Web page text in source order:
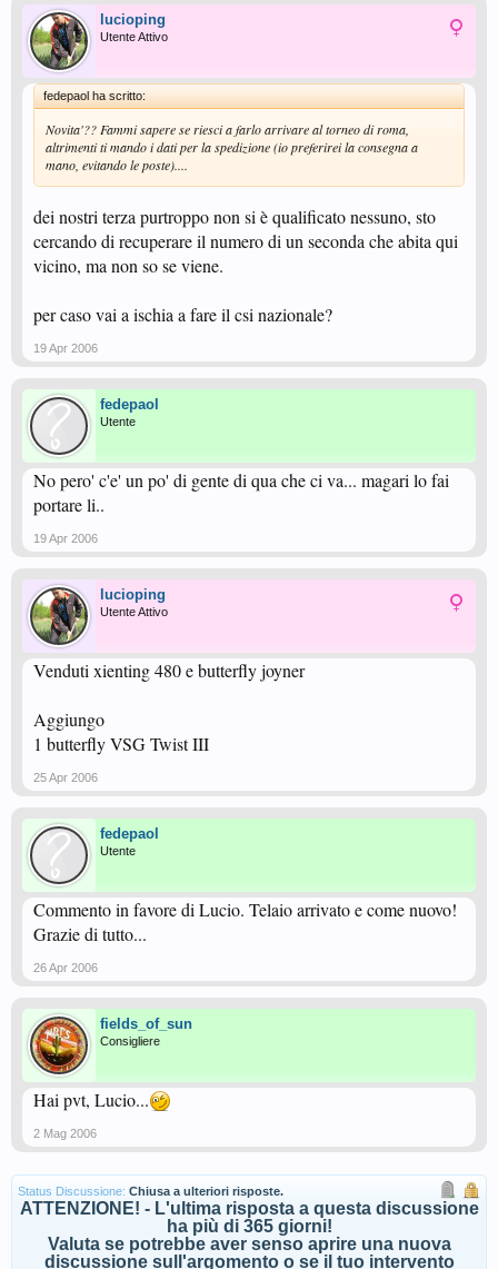
lucioping
Utente Attivo
fedepaol ha scritto:
Novita'?? Fammi sapere se riesci a farlo arrivare al torneo di roma,
altrimenti ti mando i dati per la spedizione (io preferirei la consegna a
mano, evitando le poste)....
dei nostri terza purtroppo non si è qualificato nessuno, sto
cercando di recuperare il numero di un seconda che abita qui
vicino, ma non so se viene.
per caso vai a ischia a fare il csi nazionale?
19 Apr 2006
fedepaol
Utente
No pero' c'e' un po' di gente di qua che ci va... magari lo fai
portare li..
19 Apr 2006
lucioping
Utente Attivo
Venduti xienting 480 e butterfly joyner
Aggiungo
1 butterfly VSG Twist III
25 Apr 2006
fedepaol
Utente
Commento in favore di Lucio. Telaio arrivato e come nuovo!
Grazie di tutto...
26 Apr 2006
fields_of_sun
Consigliere
Hai pvt, Lucio...
2 Mag 2006
Status Discussione: Chiusa a ulteriori risposte.
ATTENZIONE! - L'ultima risposta a questa discussione
ha più di 365 giorni!
Valuta se potrebbe aver senso aprire una nuova
discussione sull'argomento o se il tuo intervento